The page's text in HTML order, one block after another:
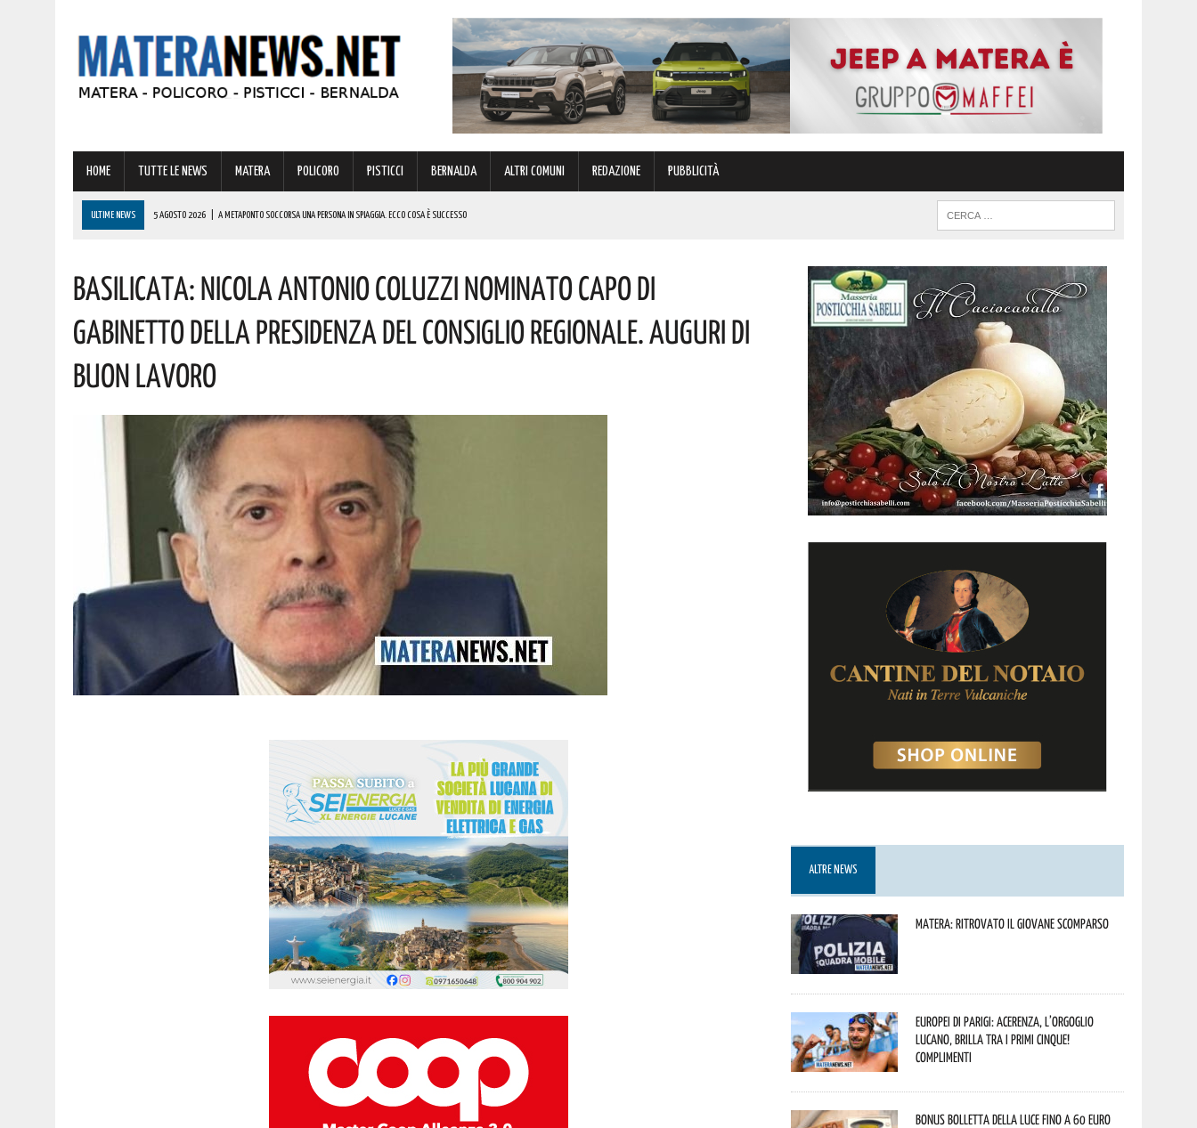
HOME TUTTE LE NEWS MATERA POLICORO PISTICCI BERNALDA ALTRI COMUNI REDAZIONE PUBBLICITÀ
ULTIME NEWS 5 AGOSTO 2026 A METAPONTO SOCCORSA UNA PERSONA IN SPIAGGIA. ECCO COSA È SUCCESSO
5 AGOSTO 2026 | PISTICCI, PRONTO A TORNARE UNO DEGLI EVENTI PIÙ AFFASCINANTI D’ITALIA: L’XI EDIZIONE DEL TEATRO DEI CALANCHI! I DETTAGLI
5 AGOSTO 2026 OSPEDALE MADONNA DELLE GRAZIE: LATRONICO INCONTRA LA DOTTORESSA CALABRÒ RECENTEMENTE NOMINATA DIRETTORE DELLA STRUTTURA COMPLESSA DELLA FARMACIA OSPEDALIERA.
I DETTAGLI
Basilicata: Nicola Antonio Coluzzi Nominato Capo Di
Gabinetto Della Presidenza Del Consiglio Regionale. Auguri Di
Buon Lavoro
ALTRE NEWS
Matera: ritrovato il giovane scomparso
Europei di Parigi: Acerenza, l’orgoglio
lucano, brilla tra i primi cinque!
Complimenti
Bonus bolletta della luce fino a 60 euro